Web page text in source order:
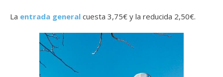
La entrada general cuesta 3,75€ y la reducida 2,50€.